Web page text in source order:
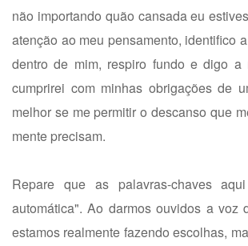
não importando quão cansada eu
atenção ao meu pensamento, identifico
dentro de mim, respiro fundo e digo a
cumprirei com minhas obrigações de
melhor se me permitir o descanso que
mente precisam.
Repare que as palavras-chaves
automática". Ao darmos ouvidos a voz
estamos realmente fazendo escolhas,